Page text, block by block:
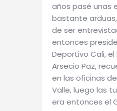
años pasé unas
bastante
de ser
entonces
Deportivo Cali, el
Arsecio Paz,
en las oficinas
Valle, luego las
era entonces el